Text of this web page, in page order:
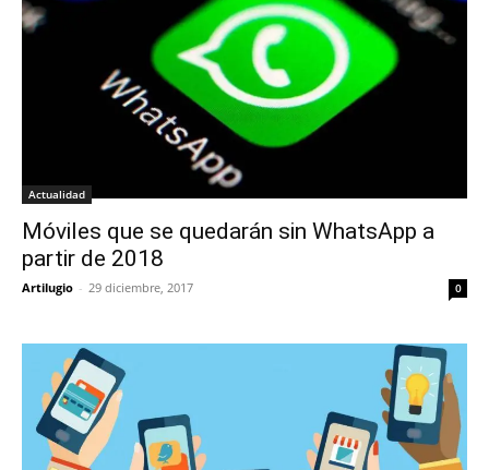
Actualidad
Móviles que se quedarán sin WhatsApp a
partir de 2018
Artilugio - 29 diciembre, 2017 0